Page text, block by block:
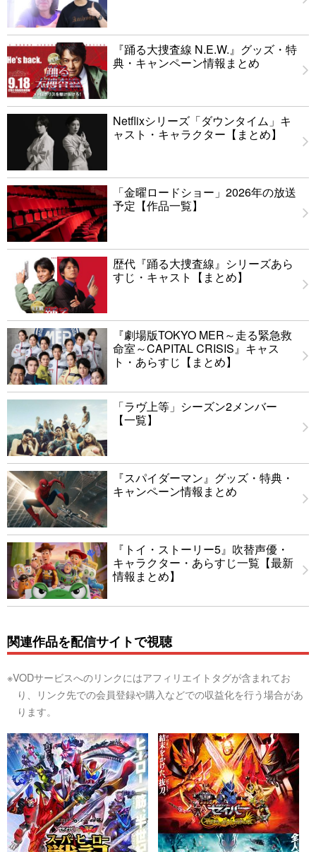
『踊る大捜査線 N.E.W.』グッズ・特
典・キャンペーン情報まとめ
Netflixシリーズ「ダウンタイム」キ
ャスト・キャラクター【まとめ】
「金曜ロードショー」2026年の放送
予定【作品一覧】
歴代『踊る大捜査線』シリーズあら
すじ・キャスト【まとめ】
『劇場版TOKYO MER～走る緊急救
命室～CAPITAL CRISIS』キャス
ト・あらすじ【まとめ】
「ラヴ上等」シーズン2メンバー
【一覧】
『スパイダーマン』グッズ・特典・
キャンペーン情報まとめ
『トイ・ストーリー5』吹替声優・
キャラクター・あらすじ一覧【最新
情報まとめ】
関連作品を配信サイトで視聴
※VODサービスへのリンクにはアフィリエイトタグが含まれてお
り、リンク先での会員登録や購入などでの収益化を行う場合があ
ります。